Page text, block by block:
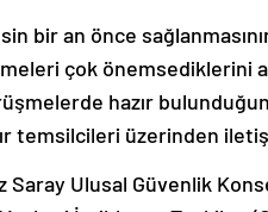
çok önemsediklerini
hazır
temsilcileri üzerinden
İstihbarat Teşkilatı